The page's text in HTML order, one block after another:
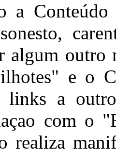
a
algum outro
e o
links a
com o
realiza